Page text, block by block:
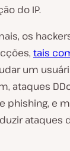
do IP.
os
tais
um
ataques
phishing, e
ataques